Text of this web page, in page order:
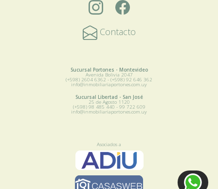
Contacto
Sucursal Portones - Montevideo
Avenida Bolivia 2047
(+598) 2604 6362 - (+598) 92 646 362
info@inmobiliariaportones.com.uy
Sucursal Libertad - San José
25 de Agosto 1120
(+598) 98 485 440 - 99 722 609
info@inmobiliariaportones.com.uy
Asociados a